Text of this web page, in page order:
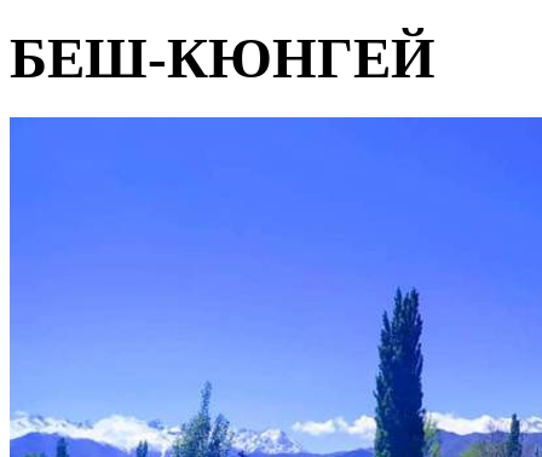
БЕШ-КЮНГЕЙ